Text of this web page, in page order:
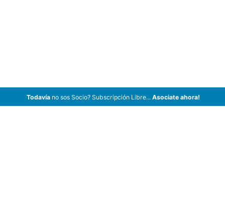
Todavíano sos Socio? Subscripción Libre... Asociate ahora!